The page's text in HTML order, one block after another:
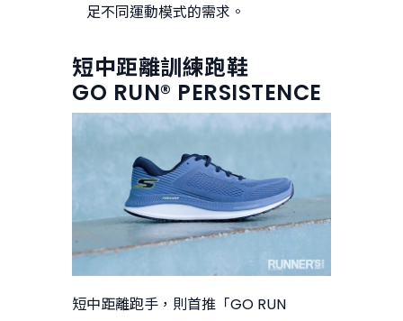
足不同運動模式的需求。
短中距離訓練跑鞋
GO RUN® PERSISTENCE
短中距離跑手，則首推「GO RUN